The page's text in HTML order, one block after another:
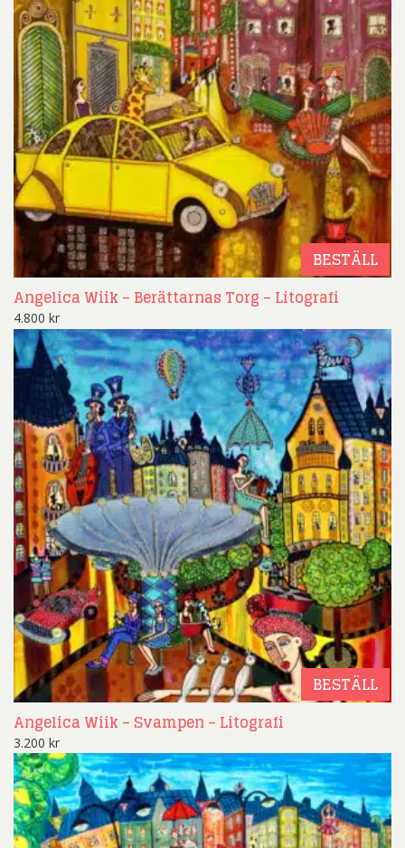
BESTÄLL
Angelica Wiik – Berättarnas Torg – Litografi
4.800 kr
BESTÄLL
Angelica Wiik – Svampen – Litografi
3.200 kr